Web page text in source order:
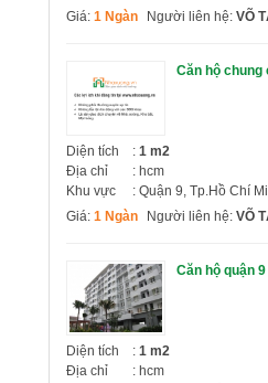
Giá: 1 Ngàn Người liên hệ: VÕ
Căn hộ
Diện tích : 1 m2
Địa chỉ
: hcm
Khu vực
: Quận 9, Tp.Hồ Chí
Giá: 1 Ngàn Người liên hệ: VÕ
Căn hộ quận
Diện tích : 1 m2
Địa chỉ
: hcm